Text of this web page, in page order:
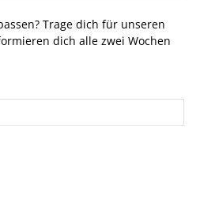
Trage dich für unseren
dich alle zwei Wochen